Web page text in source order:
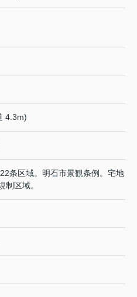
4.3m)
条区域。明石市景観条例。宅地
制区域。